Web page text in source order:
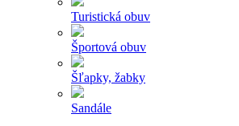
Turistická obuv
Športová obuv
Šľapky, žabky
Sandále